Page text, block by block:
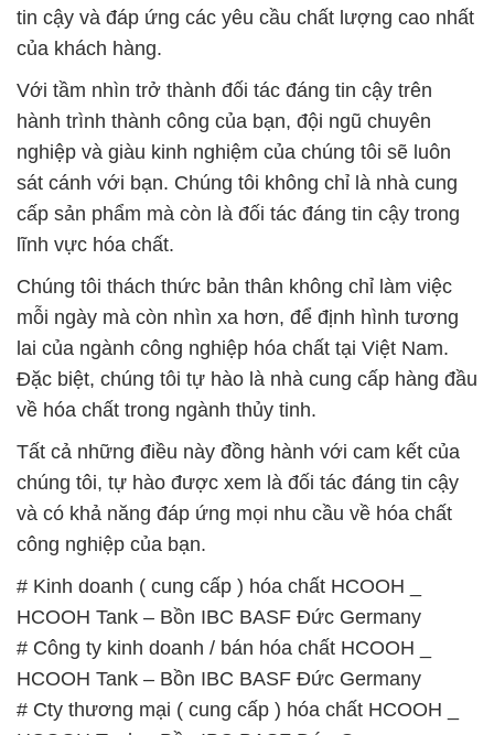
Chúng tôi thách thức bản thân không chỉ làm việc
mỗi ngày mà còn nhìn xa hơn, để định hình tương
lai của ngành công nghiệp hóa chất tại Việt Nam.
Đặc biệt, chúng tôi tự hào là nhà cung cấp hàng đầu
về hóa chất trong ngành thủy tinh.
Tất cả những điều này đồng hành với cam kết của
chúng tôi, tự hào được xem là đối tác đáng tin cậy
và có khả năng đáp ứng mọi nhu cầu về hóa chất
công nghiệp của bạn.
# Kinh doanh ( cung cấp ) hóa chất HCOOH _
HCOOH Tank – Bồn IBC BASF Đức Germany
# Công ty kinh doanh / bán hóa chất HCOOH _
HCOOH Tank – Bồn IBC BASF Đức Germany
# Cty thương mại ( cung cấp ) hóa chất HCOOH _
HCOOH Tank – Bồn IBC BASF Đức Germany
# Đơn vị cung cấp ♦ phân phối hóa chất HCOOH _
HCOOH Tank – Bồn IBC BASF Đức Germany
# Nơi chuyên cung ứng — phân phối hóa chất
HCOOH _ HCOOH Tank – Bồn IBC BASF Đức
Germany
# Địa chỉ thương mại • cung cấp hóa chất HCOOH _
HCOOH Tank – Bồn IBC BASF Đức Germany
# Nơi chuyên cung cấp µ phân phối hóa chất